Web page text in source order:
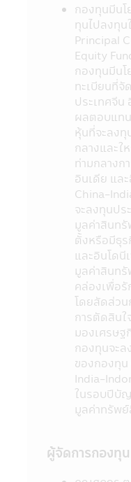
การตัดสินใจลง
บุคคลที่เกี่ยวข้อง
การลงทุนตามอั
วัตถุประสงค์การ
คณะกรรมการ ก.
Internet ของสำ
http://
9. กองทุนรวมเ
บริษัทจัดการ ดัง
ผูกพันในการชด
ทั้งนี้ ผลการดำเ
อยู่กับสถานะทา
ของบริษัทจัดการ
10. การลงทุนใ
ปรากฏในแอปพ
ภายใต้การควบ
ระเบียบ และข้อ
ราชบัญญัติหลัก
พ.ศ. 2535 (ที่แก้
11. ข้อมูลในแอ
นี้เป็นข้อมูลทั่วไป
และไม่ถือเป็นกา
หมายให้ถือเป็น
บุคคลใดทำการ
ลงทุนประเภทต่
ขึ้นแก่ผู้ที่ใช้ข้อมูล
ไซด์นี้ไม่อาจเรียก
อนุมัติให้จัดตั้งแล
รวมที่ปรากฏอยู่ใ
กองทุนมีนโ
ทุนไปลงทุ
Principal
Equity
กองทุนมีนโ
ทะเบียนที่
ประเทศจีน
ผลตอบแทน
หุ้นที่จะลง
กลางและใ
ท่ามกลางก
อินเดีย แล
China-
จะลงทุนปร
มูลค่าสินท
ตั้งหรือมีธุร
และอินโดนี
มูลค่าสินท
คล่องเพื่อ
โดยสัดส่ว
การตัดสิน
มองเศรษฐ
กองทุนจะล
ของกองทุน
India-
ในรอบปีบั
มูลค่าทรัพ
ผู้จัดการกองทุน